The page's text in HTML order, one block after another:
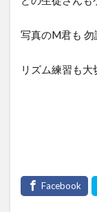
写真のM君も 勿
リズム練習も